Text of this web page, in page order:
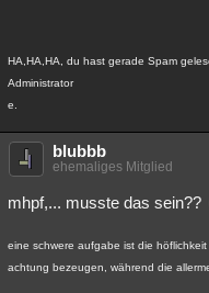
HA,HA,HA, du hast gerade Spam
Administrator
e.
blubbb
ehemaliges Mitglied
mhpf,... musste das sein??
eine schwere aufgabe ist die
achtung bezeugen, während die